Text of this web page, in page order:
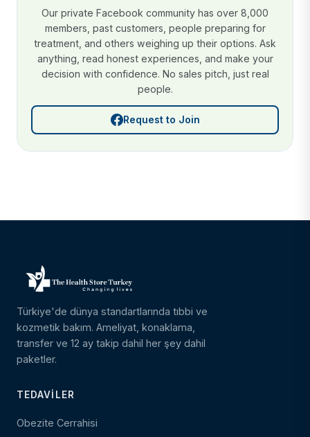
Our private Facebook community has over 8,000
members, past customers, people preparing for
treatment, and others weighing up their options. Ask
anything, read honest experiences, and make your
decision with confidence. No sales pitch, just real
people.
Request to Join
Türkiye'de dünya standartlarında tıbbi ve
kozmetik bakım. Ameliyat, konaklama,
transfer ve 12 ay takip dahil her şey dahil
paketler.
TEDAVILER
Obezite Cerrahisi